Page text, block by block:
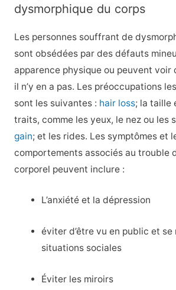
dysmorphique du corps
Les personnes souffrant de
sont obsédées par des défauts
apparence physique ou peuvent voir
il n’y en a pas. Les préoccupations
sont les suivantes : hair loss; la taille
traits, comme les yeux, le nez ou les
gain; et les rides. Les symptômes et
comportements associés au trouble
corporel peuvent inclure :
L’anxiété et la dépression
éviter d’être vu en public et
situations sociales
Éviter les miroirs